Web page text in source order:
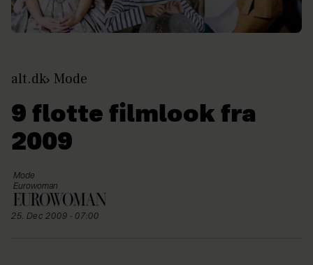
alt.dk Mode
9 flotte filmlook fra
2009
Mode
Eurowoman
25. Dec 2009 - 07:00